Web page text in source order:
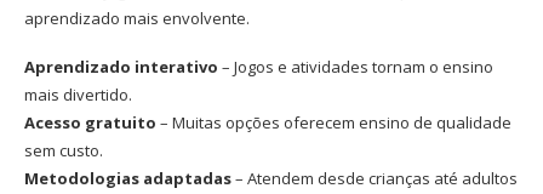
aprendizado mais envolvente.
Aprendizado interativo – Jogos e atividades tornam o ensino
mais divertido.
Acesso gratuito – Muitas opções oferecem ensino de qualidade
sem custo.
Metodologias adaptadas– Atendem desde crianças até adultos